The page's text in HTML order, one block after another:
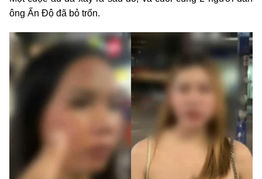
ông Ấn Độ đã bỏ trốn.